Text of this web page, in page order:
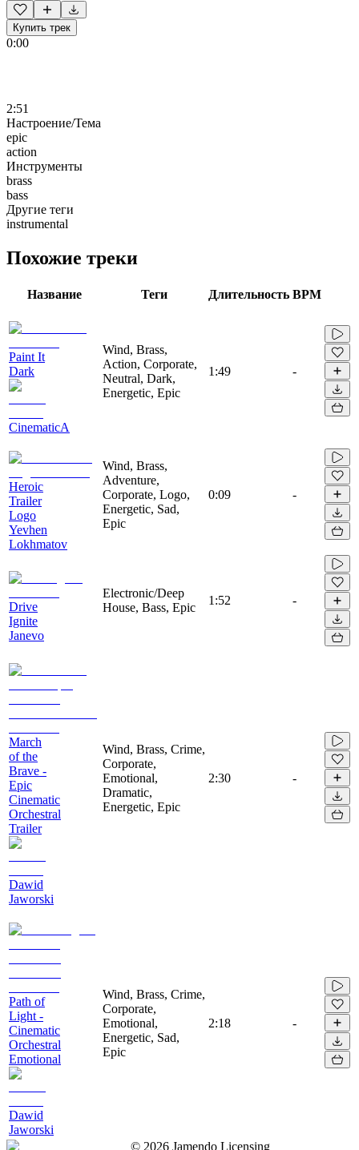
Купить трек
0:00
2:51
Настроение/Тема
epic
action
Инструменты
brass
bass
Другие теги
instrumental
Похожие треки
Название Теги Длительность BPM
Paint It
Dark
CinematicA
Wind, Brass,
Action, Corporate,
Neutral, Dark,
Energetic, Epic
1:49 -
Heroic
Trailer
Logo
Yevhen
Lokhmatov
Wind, Brass,
Adventure,
Corporate, Logo,
Energetic, Sad,
Epic
0:09 -
Drive
Ignite
Janevo
Electronic/Deep
House, Bass, Epic
1:52 -
March
of the
Brave -
Epic
Cinematic
Orchestral
Trailer
Dawid
Jaworski
Wind, Brass, Crime,
Corporate,
Emotional,
Dramatic,
Energetic, Epic
2:30 -
Path of
Light -
Cinematic
Orchestral
Emotional
Dawid
Jaworski
Wind, Brass, Crime,
Corporate,
Emotional,
Energetic, Sad,
Epic
2:18 -
© 2026 Jamendo Licensing